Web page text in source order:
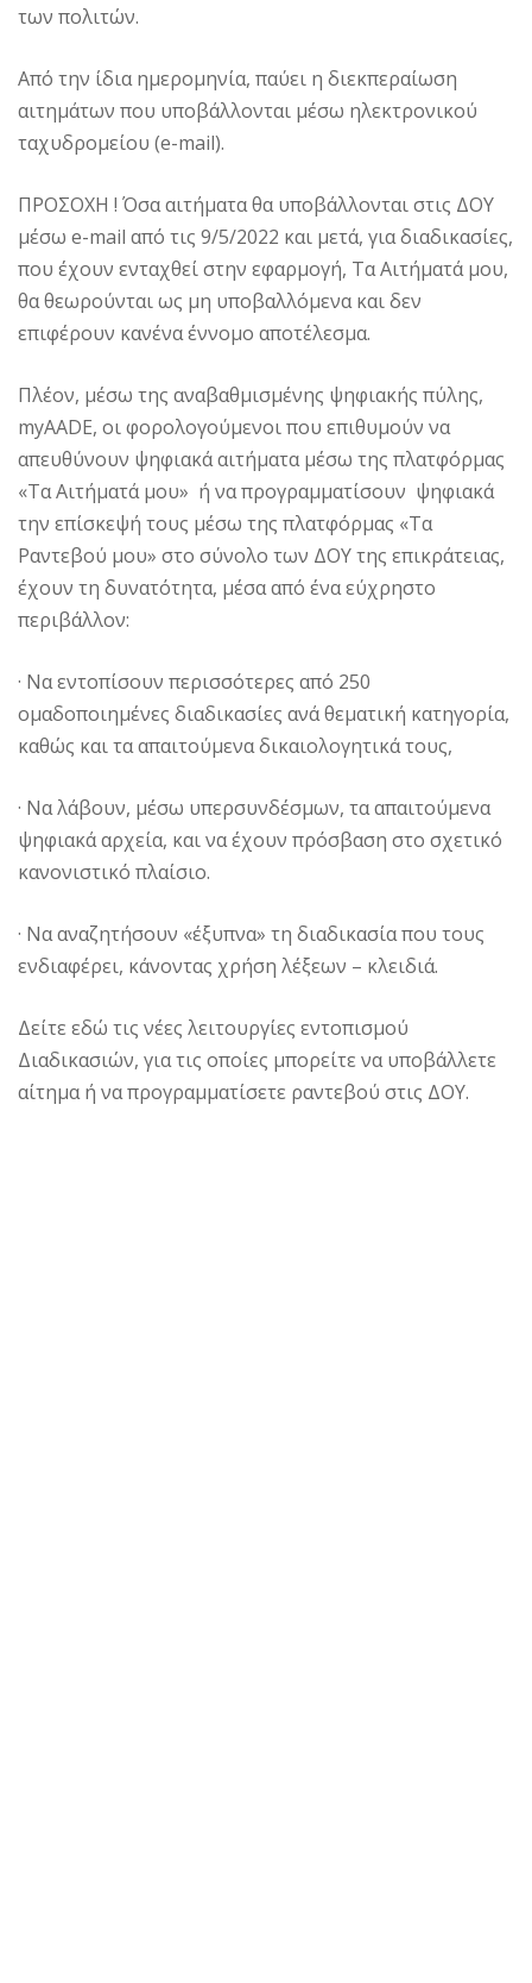
των πολιτών.
Από την ίδια ημερομηνία, παύει η διεκπεραίωση
αιτημάτων που υποβάλλονται μέσω ηλεκτρονικού
ταχυδρομείου (e-mail).
ΠΡΟΣΟΧΗ ! Όσα αιτήματα θα υποβάλλονται στις ΔΟΥ
μέσω e-mail από τις 9/5/2022 και μετά, για διαδικασίες,
που έχουν ενταχθεί στην εφαρμογή, Τα Αιτήματά μου,
θα θεωρούνται ως μη υποβαλλόμενα και δεν
επιφέρουν κανένα έννομο αποτέλεσμα.
Πλέον, μέσω της αναβαθμισμένης ψηφιακής πύλης,
myAADE, οι φορολογούμενοι που επιθυμούν να
απευθύνουν ψηφιακά αιτήματα μέσω της πλατφόρμας
«Τα Αιτήματά μου» ή να προγραμματίσουν ψηφιακά
την επίσκεψή τους μέσω της πλατφόρμας «Τα
Ραντεβού μου» στο σύνολο των ΔΟΥ της επικράτειας,
έχουν τη δυνατότητα, μέσα από ένα εύχρηστο
περιβάλλον:
· Να εντοπίσουν περισσότερες από 250
ομαδοποιημένες διαδικασίες ανά θεματική κατηγορία,
καθώς και τα απαιτούμενα δικαιολογητικά τους,
· Να λάβουν, μέσω υπερσυνδέσμων, τα απαιτούμενα
ψηφιακά αρχεία, και να έχουν πρόσβαση στο σχετικό
κανονιστικό πλαίσιο.
· Να αναζητήσουν «έξυπνα» τη διαδικασία που τους
ενδιαφέρει, κάνοντας χρήση λέξεων – κλειδιά.
Δείτε εδώ τις νέες λειτουργίες εντοπισμού
Διαδικασιών, για τις οποίες μπορείτε να υποβάλλετε
αίτημα ή να προγραμματίσετε ραντεβού στις ΔΟΥ.